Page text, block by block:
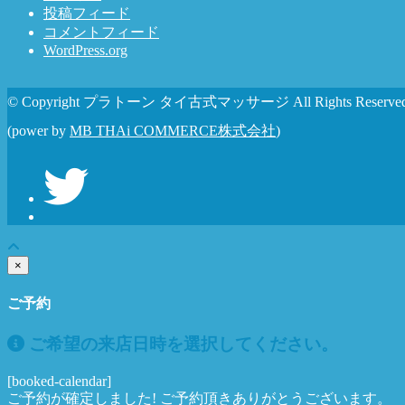
投稿フィード
コメントフィード
WordPress.org
© Copyright プラトーン タイ古式マッサージ All Rights
(power by MB THAi COMMERCE株式会社)
×
ご予約
ご希望の来店日時を選択してください。
[booked-calendar]
ご予約が確定しました! ご予約頂きありがとうございます。